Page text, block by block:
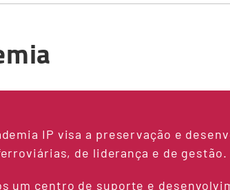
IP visa a preservação e
de liderança e de gestão.
um centro de suporte e